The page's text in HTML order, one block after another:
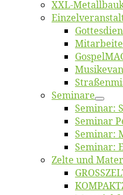
XXL-
Se­mi­na­re
Se­mi­nar:
Se­mi­nar
Se­mi­nar:
Se­mi­nar:
Zel­te und